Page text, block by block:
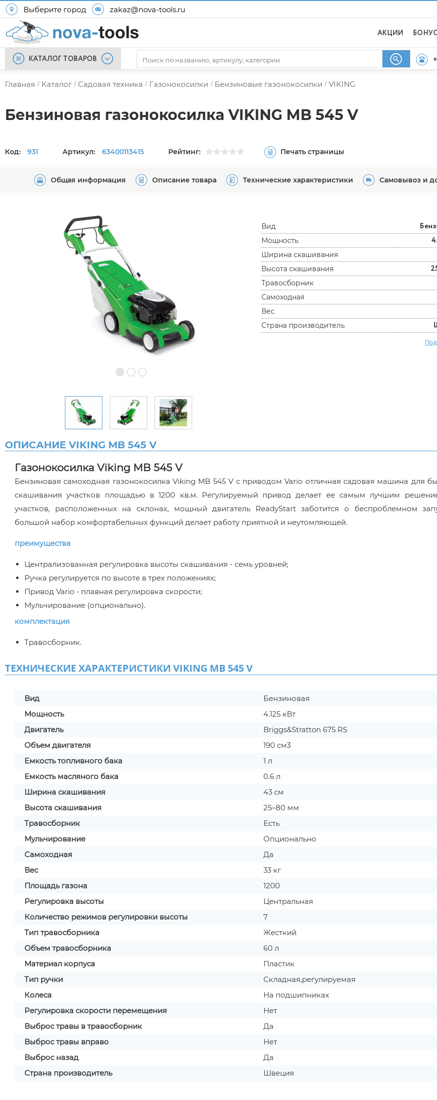
Выберите город zakaz@nova-tools.ru
АКЦИИ
КАТАЛОГ ТОВАРОВ
Главная / Каталог / Садовая техника / Газонокосилки / Бензиновые газонокосилки / VIKING
Бензиновая газонокосилка VIKING MB 545 V
Код: 931 Артикул: 63400113415 Рейтинг: Печать страницы
Общая информация Описание товара Технические характеристики Самовывоз и
Вид
Мощность
Ширина скашивания
Высота скашивания
Травосборник
Самоходная
Вес
Страна производитель
ОПИСАНИЕ VIKING MB 545 V
Газонокосилка Viking MB 545 V
Бензиновая самоходная газонокосилка Viking MB 545 V с приводом Vario отличная садовая машина для
скашивания участков площадью в 1200 кв.м. Регулируемый привод делает ее самым лучшим
участков, расположенных на склонах, мощный двигатель ReadyStart заботится о беспроблемном
большой набор комфортабельных функций делает работу приятной и неутомляющей.
преимущества
Централизованная регулировка высоты скашивания - семь уровней;
Ручка регулируется по высоте в трех положениях;
Привод Vario - плавная регулировка скорости;
Мульчирование (опционально).
комплектация
Травосборник.
ТЕХНИЧЕСКИЕ ХАРАКТЕРИСТИКИ VIKING MB 545 V
Вид
Бензиновая
Мощность
4.125 кВт
Двигатель
Briggs&Stratton 675 RS
Объем двигателя
190 см3
Емкость топливного бака
1 л
Емкость масляного бака
0.6 л
Ширина скашивания
43 см
Высота скашивания
25–80 мм
Травосборник
Есть
Мульчирование
Опционально
Самоходная
Да
Вес
33 кг
Площадь газона
1200
Регулировка высоты
Центральная
Количество режимов регулировки высоты
7
Тип травосборника
Жесткий
Объем травосборника
60 л
Материал корпуса
Пластик
Тип ручки
Складная,регулируемая
Колеса
На подшипниках
Регулировка скорости перемещения
Нет
Выброс травы в травосборник
Да
Выброс травы вправо
Нет
Выброс назад
Да
Страна производитель
Швеция